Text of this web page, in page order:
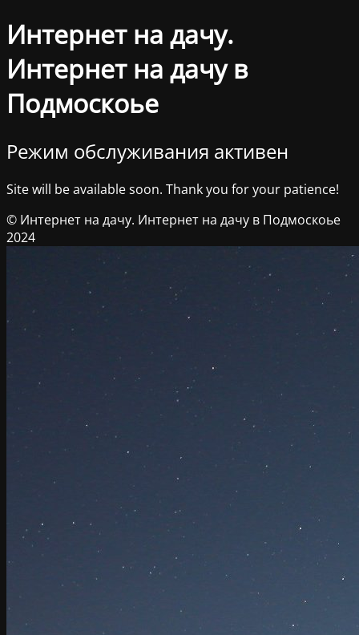
Интернет на дачу.
Интернет на дачу в
Подмоскоье
Режим обслуживания активен
Site will be available soon. Thank you for your patience!
© Интернет на дачу. Интернет на дачу в Подмоскоье
2024